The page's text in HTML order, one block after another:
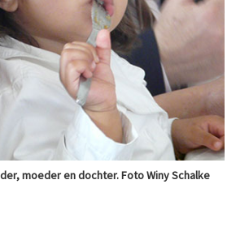
moeder en dochter. Foto Winy Schalke